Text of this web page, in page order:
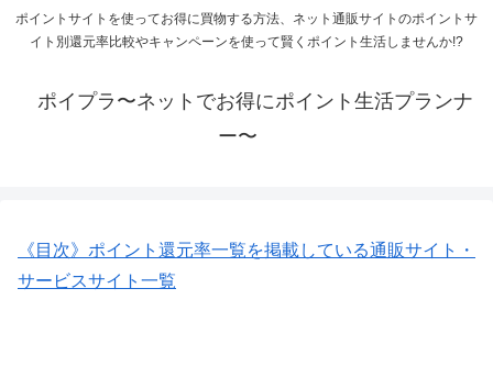
ポイントサイトを使ってお得に買物する方法、ネット通販サイトのポイントサ
イト別還元率比較やキャンペーンを使って賢くポイント生活しませんか!?
ポイプラ〜ネットでお得にポイント生活プランナ
ー〜
《目次》ポイント還元率一覧を掲載している通販サイト・
サービスサイト一覧